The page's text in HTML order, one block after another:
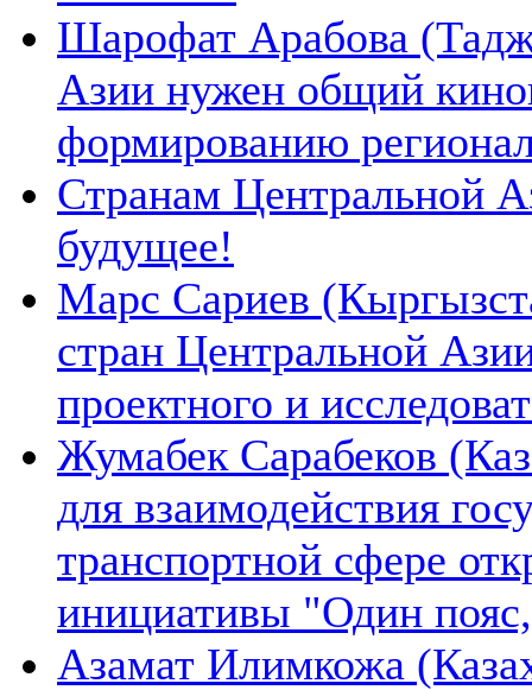
Шарофат Арабова
Азии нужен общий
формированию
Странам Центральной
будущее!
Марс Сариев
стран Центральной
проектного и
Жумабек Сарабеков
для взаимодействия
транспортной сфере
инициативы "Один
Азамат Илимкожа